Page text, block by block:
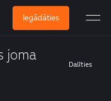
Iegādāties
joma
Dalīties